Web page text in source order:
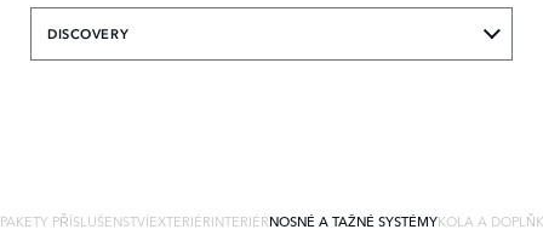
DISCOVERY
PAKETY PŘÍSLUŠENSTVÍEXTERIÉRINTERIÉRNOSNÉ A TAŽNÉ SYSTÉMYKOLA A